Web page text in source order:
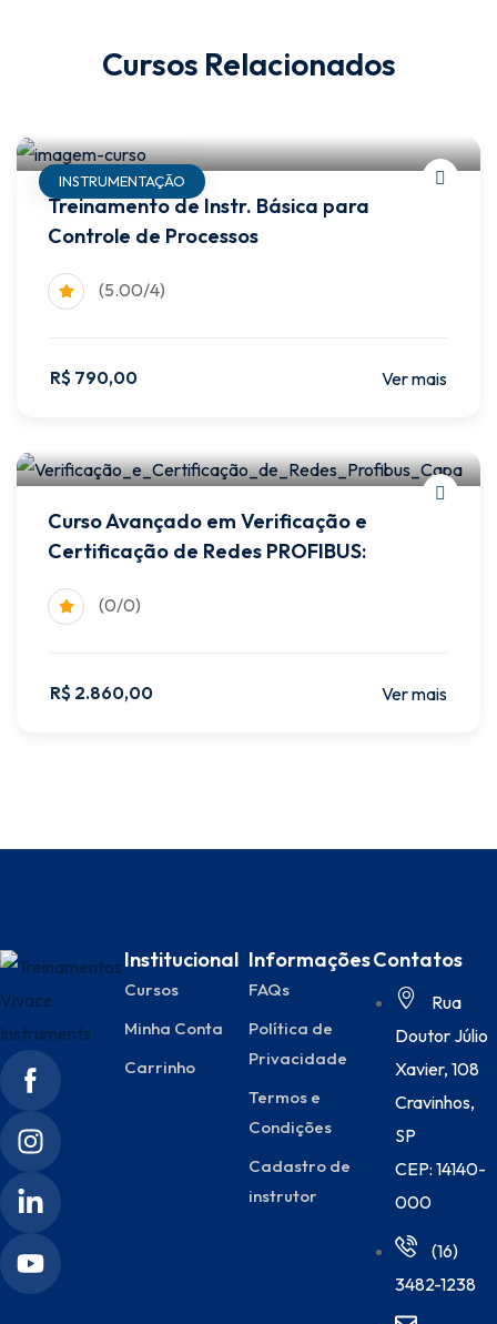
Cursos Relacionados
INSTRUMENTAÇÃO
Treinamento de Instr. Básica para
Controle de Processos
(5.00/4)
R$ 790,00 Ver mais
Curso Avançado em Verificação e
Certificação de Redes PROFIBUS:
(0/0)
R$ 2.860,00 Ver mais
Institucional
Cursos
Minha Conta
Carrinho
Informações
FAQs
Política de
Privacidade
Termos e
Condições
Cadastro de
instrutor
Contatos
Rua
Doutor Júlio
Xavier, 108
Cravinhos,
SP
CEP: 14140-
000
(16)
3482-1238